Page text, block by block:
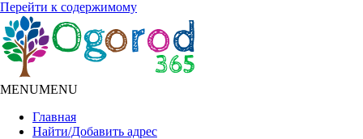
Перейти к содержимому
MENUMENU
Главная
Найти/Добавить адрес